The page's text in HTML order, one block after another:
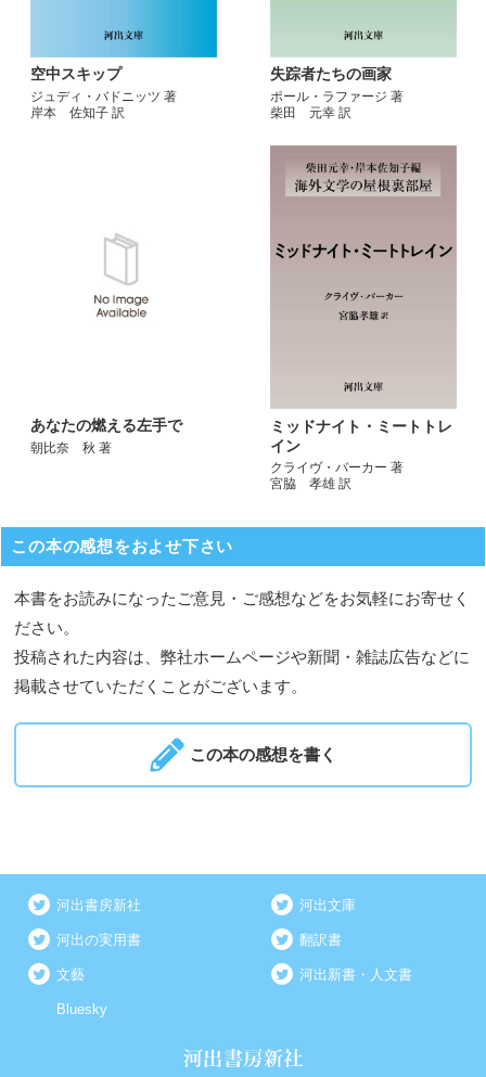
空中スキップ
ジュディ・バドニッツ 著
岸本 佐知子 訳
失踪者たちの画家
ポール・ラファージ 著
柴田 元幸 訳
あなたの燃える左手で
朝比奈 秋 著
ミッドナイト・ミートトレ
イン
クライヴ・バーカー 著
宮脇 孝雄 訳
この本の感想をおよせ下さい
本書をお読みになったご意見・ご感想などをお気軽にお寄せく
ださい。
投稿された内容は、弊社ホームページや新聞・雑誌広告などに
掲載させていただくことがございます。
この本の感想を書く
河出書房新社 河出文庫
河出の実用書 翻訳書
文藝 河出新書・人文書
Bluesky